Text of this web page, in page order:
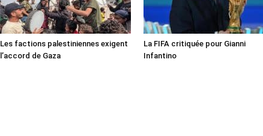
Les factions palestiniennes exigent
l’accord de Gaza
La FIFA critiquée pour Gianni
Infantino